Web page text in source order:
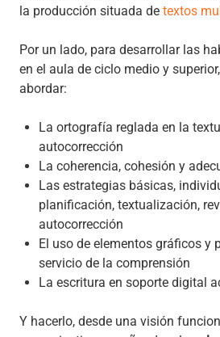
la producción situada de textos
Por un lado, para desarrollar las
en el aula de ciclo medio y
abordar:
La ortografía reglada en la
autocorrección
La coherencia, cohesión y
Las estrategias básicas,
planificación, textualización,
autocorrección
El uso de elementos gráficos y
servicio de la comprensión
La escritura en soporte digital
Y hacerlo, desde una visión